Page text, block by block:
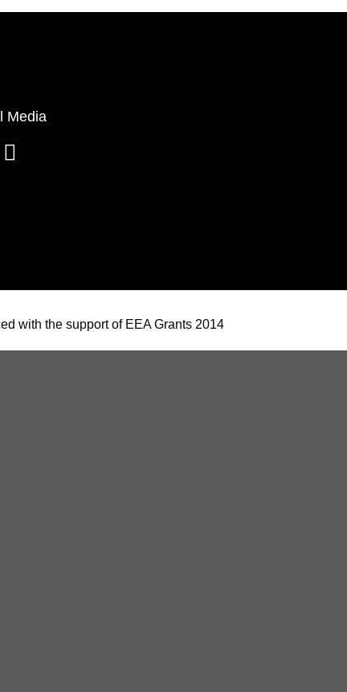
Media
with the support of EEA Grants 2014